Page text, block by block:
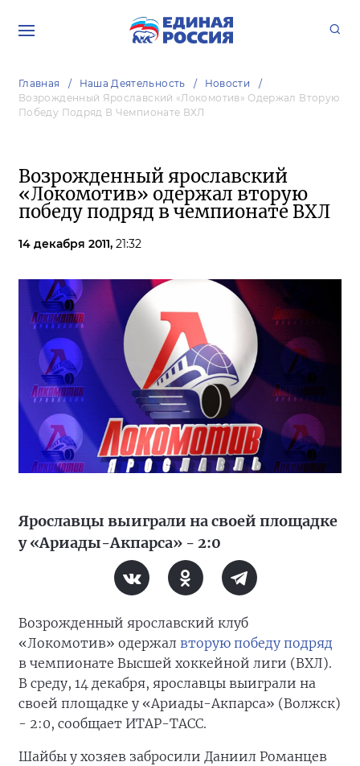
Главная Наша Деятельность
Новости
Возрожденный Ярославский «Локомотив» Одержал Вторую
Победу Подряд В Чемпионате ВХЛ
Возрожденный ярославский
«Локомотив» одержал вторую
победу подряд в чемпионате ВХЛ
14 декабря 2011, 21:32
Ярославцы выиграли на своей площадке
у «Ариады-Акпарса» - 2:0
Возрожденный ярославский клуб
«Локомотив» одержал вторую победу подряд
в чемпионате Высшей хоккейной лиги (ВХЛ).
В среду, 14 декабря, ярославцы выиграли на
своей площадке у «Ариады-Акпарса» (Волжск)
- 2:0, сообщает ИТАР-ТАСС.
Шайбы у хозяев забросили Даниил Романцев